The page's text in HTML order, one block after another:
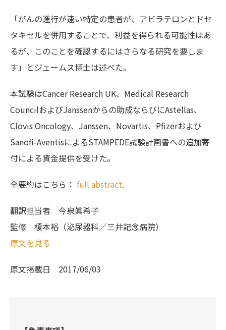
「がんの進行が速い特定の患者が、アビラテロンとドセ
タキセルを併用することで、利益を得られる可能性はあ
るが、このことを確認するにはさらなる研究を要しま
す」とジェームス博士は述べた。
本試験はCancer Research UK、Medical Research
CouncilおよびJanssenからの助成ならびにAstellas、
Clovis Oncology、Janssen、Novartis、Pfizerおよび
Sanofi-AventisによるSTAMPEDE試験計画書への追加寄
付による資金提供を受けた。
全要約はこちら： full abstract.
翻訳担当者 今泉眞希子
監修 榎本裕（泌尿器科／三井記念病院）
原文を見る
原文掲載日 2017/06/03